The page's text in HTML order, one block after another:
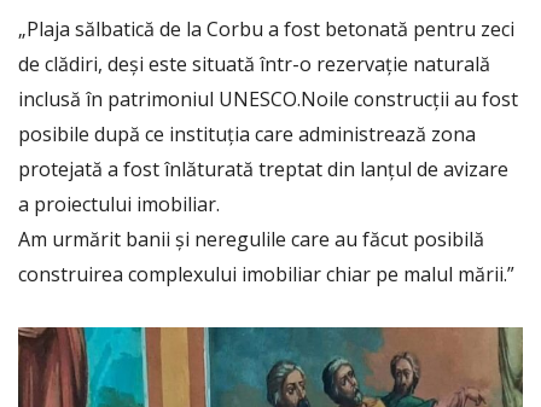
„Plaja sălbatică de la Corbu a fost betonată pentru zeci
de clădiri, deși este situată într-o rezervație naturală
inclusă în patrimoniul UNESCO.Noile construcții au fost
posibile după ce instituția care administrează zona
protejată a fost înlăturată treptat din lanțul de avizare
a proiectului imobiliar.
Am urmărit banii și neregulile care au făcut posibilă
construirea complexului imobiliar chiar pe malul mării.”